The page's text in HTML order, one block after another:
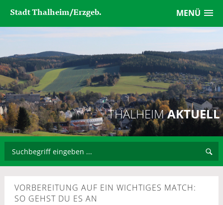
MENÜ
Stadt Thalheim/Erzgeb.
THALHEIMAKTUELL
VORBEREITUNG AUF EIN WICHTIGES MATCH:
SO GEHST DU ES AN